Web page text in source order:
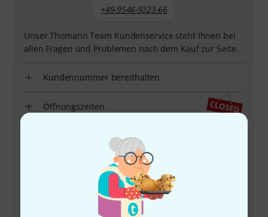
+49-9546-9223-66
Unser Thomann Team Kundenservice steht Ihnen bei
allen Fragen und Problemen nach dem Kauf zur Seite.
Kundennummer bereithalten
Öffnungszeiten
Rückruf vereinbaren
Mehr Kontaktoptionen
Produkt zurücksenden